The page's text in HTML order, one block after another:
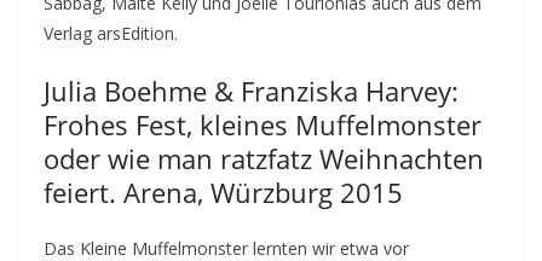
Verlag arsEdition.
Julia Boehme & Franziska Harvey:
Frohes Fest, kleines Muffelmonster
oder wie man ratzfatz Weihnachten
feiert. Arena, Würzburg 2015
Das Kleine Muffelmonster lernten wir etwa vor